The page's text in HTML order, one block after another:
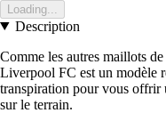
Loading...
Description
Comme les autres maillots
Liverpool FC est un modèle
transpiration pour vous offrir
sur le terrain.